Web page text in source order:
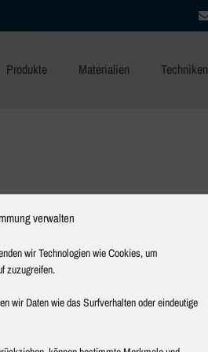
verwalten
wir Technologien wie Cookies, um
zuzugreifen.
wir Daten wie das Surfverhalten oder eindeutige
Produkte Materialien Techniken